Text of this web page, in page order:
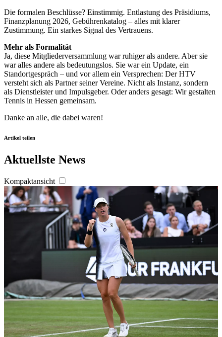
Die formalen Beschlüsse? Einstimmig. Entlastung des Präsidiums,
Finanzplanung 2026, Gebührenkatalog – alles mit klarer
Zustimmung. Ein starkes Signal des Vertrauens.
Mehr als Formalität
Ja, diese Mitgliederversammlung war ruhiger als andere. Aber sie
war alles andere als bedeutungslos. Sie war ein Update, ein
Standortgespräch – und vor allem ein Versprechen: Der HTV
versteht sich als Partner seiner Vereine. Nicht als Instanz, sondern
als Dienstleister und Impulsgeber. Oder anders gesagt: Wir gestalten
Tennis in Hessen gemeinsam.
Danke an alle, die dabei waren!
Artikel teilen
Aktuellste News
Kompaktansicht